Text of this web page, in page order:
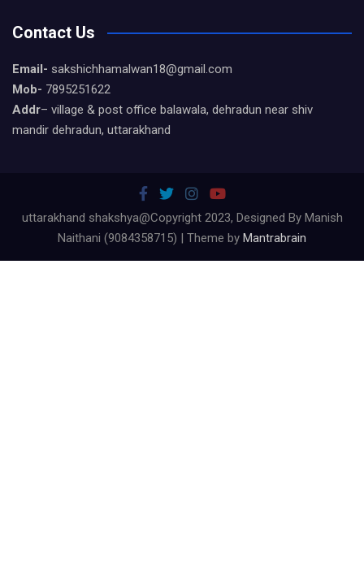
Contact Us
Email- sakshichhamalwan18@gmail.com
Mob- 7895251622
Addr– village & post office balawala, dehradun near shiv
mandir dehradun, uttarakhand
uttarakhand shakshya@Copyright 2023, Designed By Manish
Naithani (9084358715) | Theme by Mantrabrain